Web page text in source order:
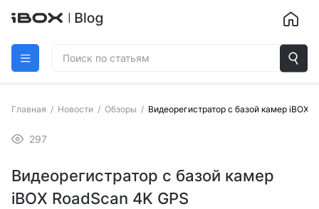
Главная / Новости / Обзоры / Видеорегистратор с базой камер iBOX
297
Видеорегистратор с базой камер
iBOX RoadScan 4K GPS